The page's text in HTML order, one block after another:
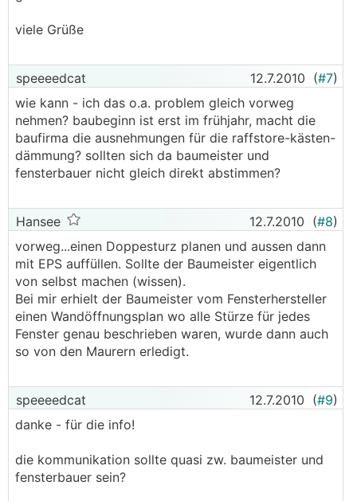
viele Grüße
speeeedcat 12.7.2010 (#7)
wie kann - ich das o.a. problem gleich vorweg
nehmen? baubeginn ist erst im frühjahr, macht die
baufirma die ausnehmungen für die raffstore-kästen-
dämmung? sollten sich da baumeister und
fensterbauer nicht gleich direkt abstimmen?
Hansee 12.7.2010 (#8)
vorweg...einen Doppesturz planen und aussen dann
mit EPS auffüllen. Sollte der Baumeister eigentlich
von selbst machen (wissen).
Bei mir erhielt der Baumeister vom Fensterhersteller
einen Wandöffnungsplan wo alle Stürze für jedes
Fenster genau beschrieben waren, wurde dann auch
so von den Maurern erledigt.
speeeedcat 12.7.2010 (#9)
danke - für die info!
die kommunikation sollte quasi zw. baumeister und
fensterbauer sein?